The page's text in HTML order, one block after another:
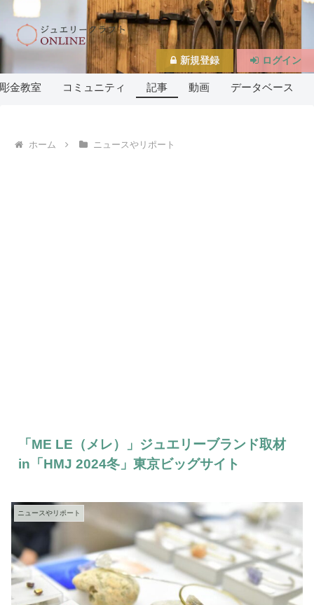
金教室 コミュニティ 記事 動画 データベース
ホーム ニュースやリポート
「ME LE（メレ）」ジュエリーブランド取材
in「HMJ 2024冬」東京ビッグサイト
ニュースやリポート
新規登録 ログイン